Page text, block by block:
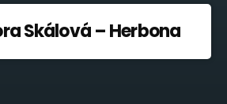
Skálová – Herbona